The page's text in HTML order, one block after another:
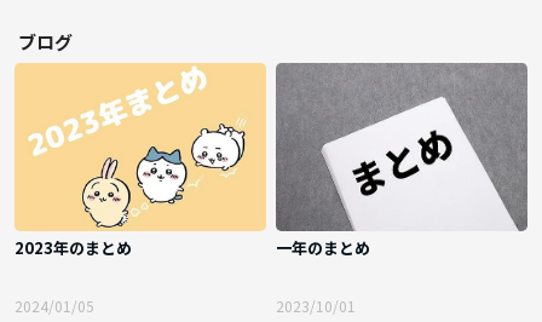
ブログ
2023年のまとめ
2024/01/05
一年のまとめ
2023/10/01